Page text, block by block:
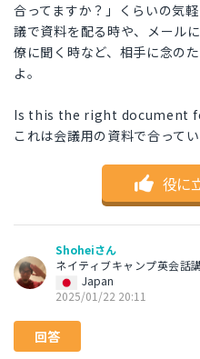
合ってますか？」くらいの気
議で資料を配る時や、メール
僚に聞く時など、相手に念の
よ。
Is this the right document
これは会議用の資料で合って
役に
Shoheiさん
ネイティブキャンプ英会話
Japan
2025/01/22 20:11
回答